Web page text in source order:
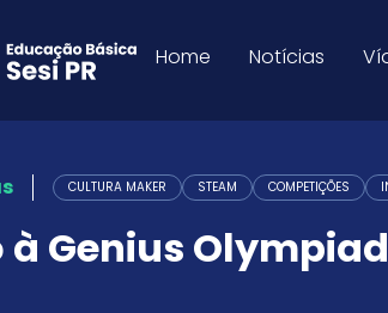
Home Notícias
CULTURA MAKER STEAM COMPETIÇÕES
à Genius Olympiad